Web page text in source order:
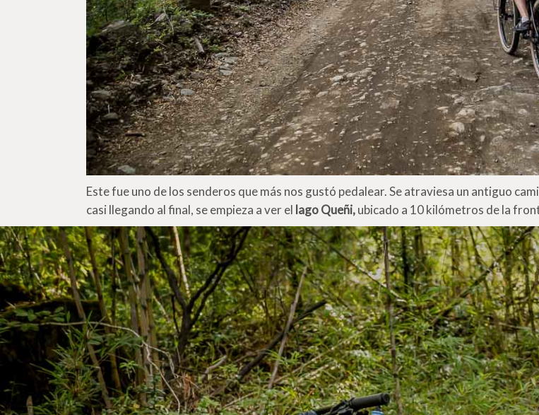
Este fue uno de los senderos que más nos gustó pedalear. Se atraviesa un antiguo
casi llegando al final, se empieza a ver el lago Queñi,ubicado a 10 kilómetros de la